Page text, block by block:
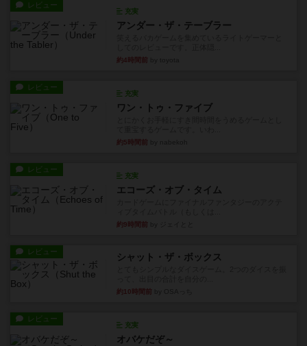
レビュー
充実
アンダー・ザ・テーブラー
約4時間前
レビュー
充実
ワン・トゥ・ファイブ
約5時間前
レビュー
充実
エコーズ・オブ・タイム
約9時間前
レビュー シャット・ザ・ボックス
約10時間前
レビュー
充実
オバケだぞ～